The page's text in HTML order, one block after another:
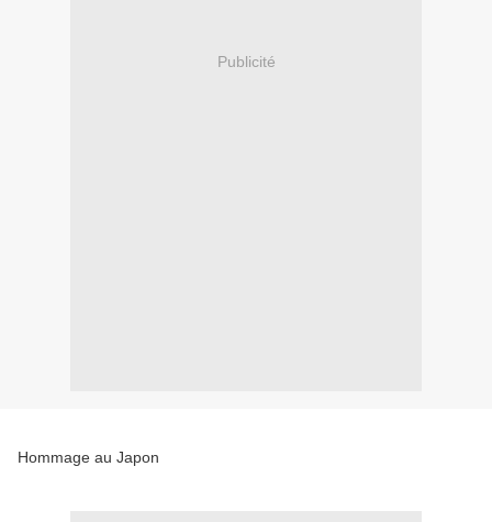
Publicité
Hommage au Japon